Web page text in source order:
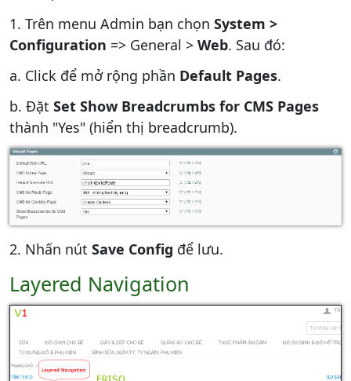
1. Trên menu Admin bạn chọn System >
Configuration => General > Web. Sau đó:
a. Click để mở rộng phần Default Pages.
b. Đặt Set Show Breadcrumbs for CMS Pages
thành "Yes" (hiển thị breadcrumb).
2. Nhấn nút Save Config để lưu.
Layered Navigation